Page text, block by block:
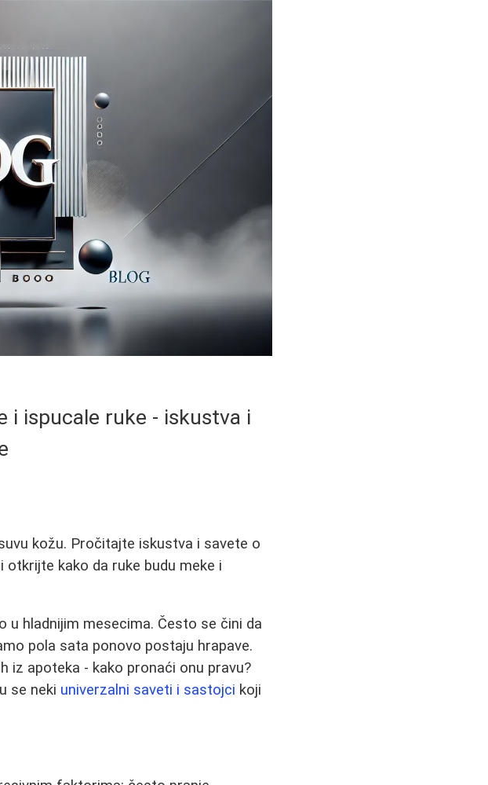
i ispucale ruke - iskustva i
kožu. Pročitajte iskustva i savete o
otkrijte kako da ruke budu meke i
u hladnijim mesecima. Često se čini da
pola sata ponovo postaju hrapave.
iz apoteka - kako pronaći onu pravu?
se neki univerzalni saveti i sastojci koji